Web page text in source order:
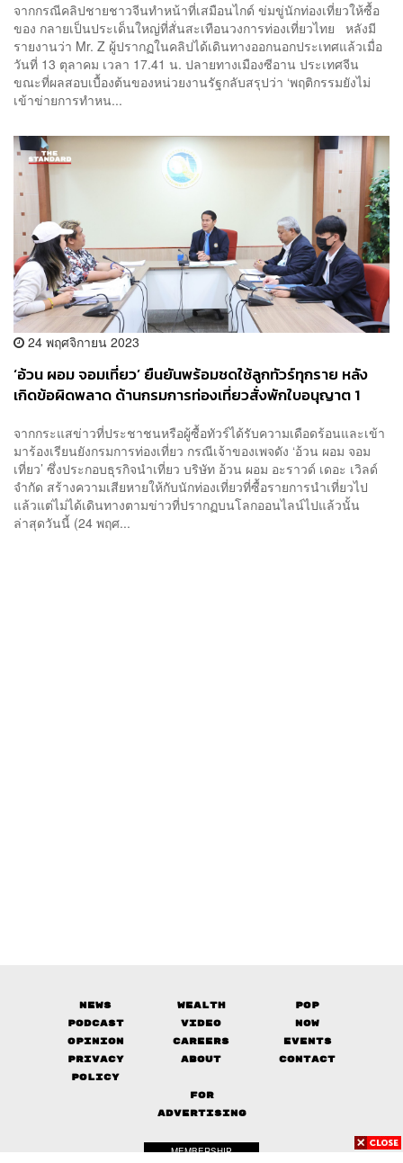
จากกรณีคลิปชายชาวจีนทำหน้าที่เสมือนไกด์ ข่มขู่นักท่องเที่ยวให้ซื้อ
ของ กลายเป็นประเด็นใหญ่ที่สั่นสะเทือนวงการท่องเที่ยวไทย หลังมี
รายงานว่า Mr. Z ผู้ปรากฏในคลิปได้เดินทางออกนอกประเทศแล้วเมื่อ
วันที่ 13 ตุลาคม เวลา 17.41 น. ปลายทางเมืองซีอาน ประเทศจีน
ขณะที่ผลสอบเบื้องต้นของหน่วยงานรัฐกลับสรุปว่า ‘พฤติกรรมยังไม่
เข้าข่ายการทำหน...
24 พฤศจิกายน 2023
‘อ้วน ผอม จอมเที่ยว’ ยืนยันพร้อมชดใช้ลูกทัวร์ทุกราย หลัง
เกิดข้อผิดพลาด ด้านกรมการท่องเที่ยวสั่งพักใบอนุญาต 1
จากกระแสข่าวที่ประชาชนหรือผู้ซื้อทัวร์ได้รับความเดือดร้อนและเข้า
มาร้องเรียนยังกรมการท่องเที่ยว กรณีเจ้าของเพจดัง ‘อ้วน ผอม จอม
เที่ยว’ ซึ่งประกอบธุรกิจนำเที่ยว บริษัท อ้วน ผอม อะราวด์ เดอะ เวิลด์
จำกัด สร้างความเสียหายให้กับนักท่องเที่ยวที่ซื้อรายการนำเที่ยวไป
แล้วแต่ไม่ได้เดินทางตามข่าวที่ปรากฏบนโลกออนไลน์ไปแล้วนั้น
ล่าสุดวันนี้ (24 พฤศ...
News Wealth
Pop
Podcast
Video
Now
Opinion
Careers
Events
Privacy
Policy
About Contact
FOR
ADVERTISING
MEMBERSHIP